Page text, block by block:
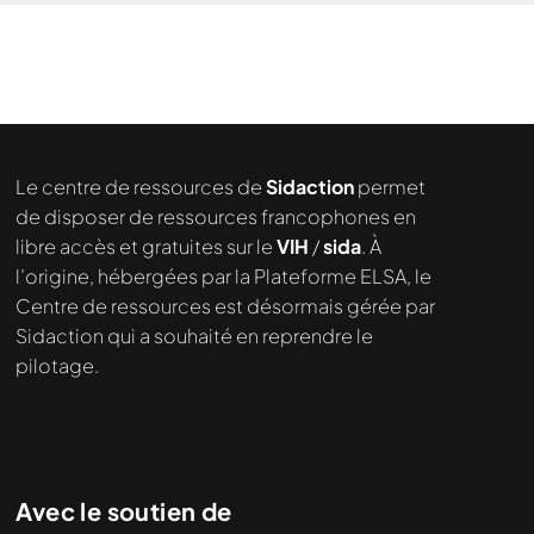
Le centre de ressources deSidactionpermet
de disposer de ressources francophones en
libre accès et gratuites sur leVIH /sida. À
l’origine, hébergées par la Plateforme ELSA, le
Centre de ressources est désormais gérée par
Sidaction qui a souhaité en reprendre le
pilotage.
Avec le soutien de